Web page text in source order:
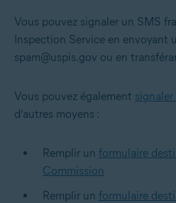
Vous pouvez signaler un SMS
Inspection Service en envoyant
spam@uspis.gov ou en
Vous pouvez également
d’autres moyens :
Remplir un formulaire
Commission
Remplir un formulaire